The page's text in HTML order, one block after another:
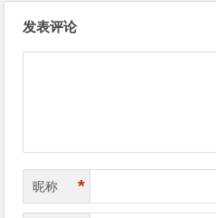
发表评论
昵称 *